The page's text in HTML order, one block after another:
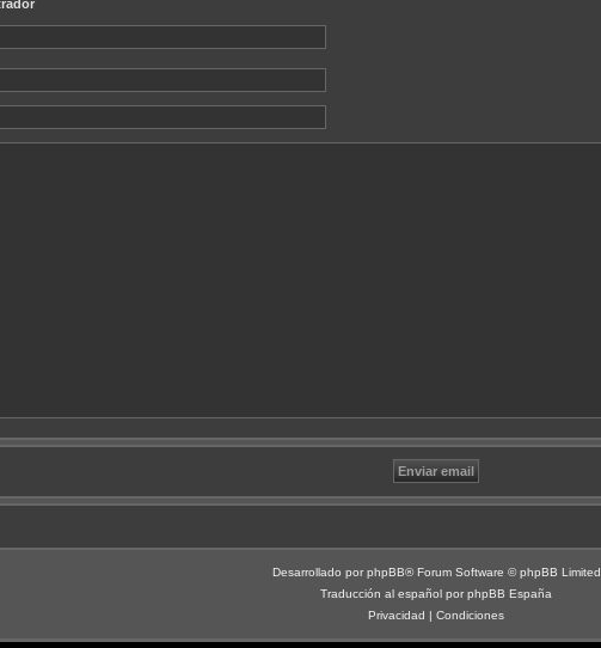
Desarrollado por phpBB® Forum Software © phpBB Limited
Traducción al español por phpBB España
Privacidad | Condiciones